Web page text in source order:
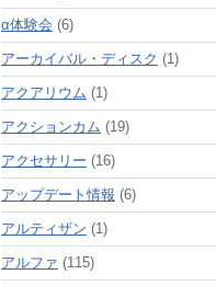
α体験会 (6)
アーカイバル・ディスク (1)
アクアリウム (1)
アクションカム (19)
アクセサリー (16)
アップデート情報 (6)
アルティザン (1)
アルファ (115)